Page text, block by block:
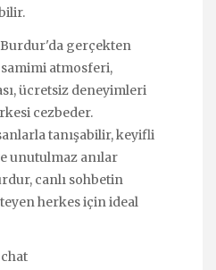
gerçekten
samimi atmosferi,
ücretsiz deneyimleri
cezbeder.
tanışabilir, keyifli
unutulmaz anılar
canlı sohbetin
herkes için ideal